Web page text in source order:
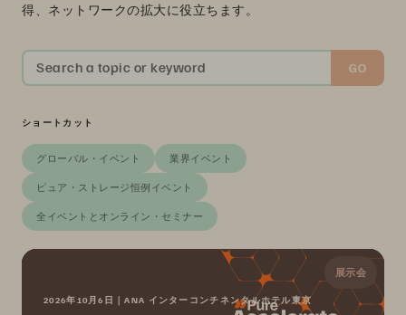
得、ネットワークの拡大に役立ちます。
Search a topic or keyword GO
ショートカット
グローバル・イベント 業界イベント
ピュア・ストレージ恒例イベント
全イベントとオンライン・セミナー
展示会
2026年10月6日｜ANA インターコンチネンタルホテル東京